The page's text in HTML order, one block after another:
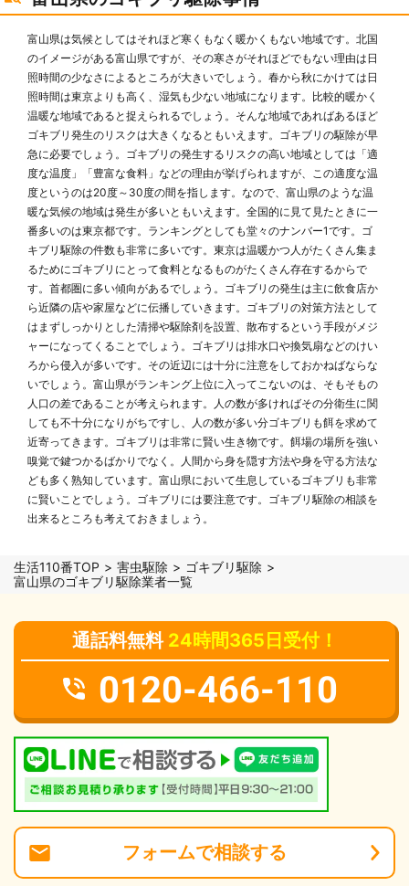
富山県は気候としてはそれほど寒くもなく暖かくもない地域です。北国
のイメージがある富山県ですが、その寒さがそれほどでもない理由は日
照時間の少なさによるところが大きいでしょう。春から秋にかけては日
照時間は東京よりも高く、湿気も少ない地域になります。比較的暖かく
温暖な地域であると捉えられるでしょう。そんな地域であればあるほど
ゴキブリ発生のリスクは大きくなるともいえます。ゴキブリの駆除が早
急に必要でしょう。ゴキブリの発生するリスクの高い地域としては「適
度な温度」「豊富な食料」などの理由が挙げられますが、この適度な温
度というのは20度～30度の間を指します。なので、富山県のような温
暖な気候の地域は発生が多いともいえます。全国的に見て見たときに一
番多いのは東京都です。ランキングとしても堂々のナンバー1です。ゴ
キブリ駆除の件数も非常に多いです。東京は温暖かつ人がたくさん集ま
るためにゴキブリにとって食料となるものがたくさん存在するからで
す。首都圏に多い傾向があるでしょう。ゴキブリの発生は主に飲食店か
ら近隣の店や家屋などに伝播していきます。ゴキブリの対策方法として
はまずしっかりとした清掃や駆除剤を設置、散布するという手段がメジ
ャーになってくることでしょう。ゴキブリは排水口や換気扇などのけい
ろから侵入が多いです。その近辺には十分に注意をしておかねばならな
いでしょう。富山県がランキング上位に入ってこないのは、そもそもの
人口の差であることが考えられます。人の数が多ければその分衛生に関
しても不十分になりがちですし、人の数が多い分ゴキブリも餌を求めて
近寄ってきます。ゴキブリは非常に賢い生き物です。餌場の場所を強い
嗅覚で鍵つかるばかりでなく。人間から身を隠す方法や身を守る方法な
ども多く熟知しています。富山県において生息しているゴキブリも非常
に賢いことでしょう。ゴキブリには要注意です。ゴキブリ駆除の相談を
出来るところも考えておきましょう。
生活110番TOP 害虫駆除
ゴキブリ駆除
富山県のゴキブリ駆除業者一覧
通話料無料 24時間365日受付！
0120-466-110
フォームで相談する